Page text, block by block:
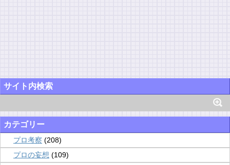
サイト内検索
カテゴリー
プロ考察 (208)
プロの妄想 (109)